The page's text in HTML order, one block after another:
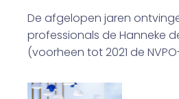
De afgelopen jaren
professionals de Hanneke
(voorheen tot 2021 de